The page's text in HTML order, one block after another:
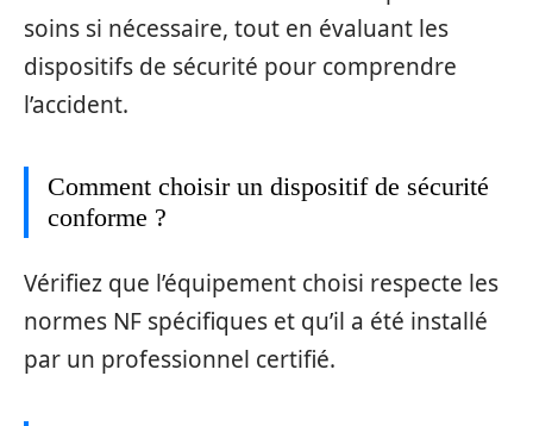
soins si nécessaire, tout en évaluant les
dispositifs de sécurité pour comprendre
l’accident.
Comment choisir un dispositif de sécurité
conforme ?
Vérifiez que l’équipement choisi respecte les
normes NF spécifiques et qu’il a été installé
par un professionnel certifié.